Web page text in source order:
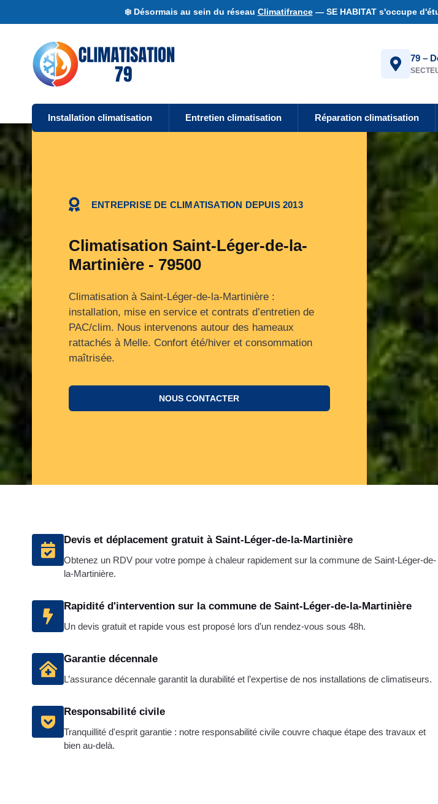
❄️ Désormais au sein du réseau Climatifrance— SE HABITAT s'occupe
79 –
Installation climatisation Entretien climatisation Réparation climatisation
ENTREPRISE DE CLIMATISATION DEPUIS 2013
Climatisation Saint-Léger-de-la-
Martinière - 79500
Climatisation à Saint-Léger-de-la-Martinière :
installation, mise en service et contrats d’entretien de
PAC/clim. Nous intervenons autour des hameaux
rattachés à Melle. Confort été/hiver et consommation
maîtrisée.
NOUS CONTACTER
Devis et déplacement gratuit à Saint-Léger-de-la-Martinière
Obtenez un RDV pour votre pompe à chaleur rapidement sur la commune de Saint-Léger-de-
la-Martinière.
Rapidité d'intervention sur la commune de Saint-Léger-de-la-Martinière
Un devis gratuit et rapide vous est proposé lors d’un rendez-vous sous 48h.
Garantie décennale
L’assurance décennale garantit la durabilité et l’expertise de nos installations de climatiseurs.
Responsabilité civile
Tranquillité d'esprit garantie : notre responsabilité civile couvre chaque étape des travaux et
bien au-delà.